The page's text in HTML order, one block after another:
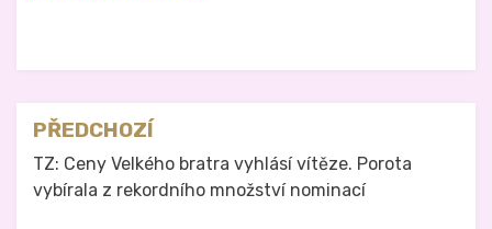
Navigace
pro
příspěvek
PŘEDCHOZÍ
TZ: Ceny Velkého bratra vyhlásí vítěze. Porota
vybírala z rekordního množství nominací